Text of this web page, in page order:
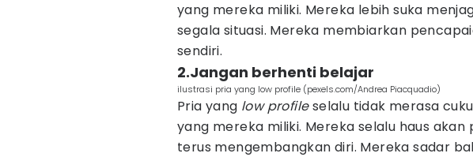
yang mereka miliki. Mereka lebih suka
segala situasi. Mereka membiarkan
sendiri.
2.Jangan berhenti belajar
ilustrasi pria yang low profile (pexels.com/Andrea Piacquadio)
Pria yang low profileselalu tidak merasa
yang mereka miliki. Mereka selalu haus
terus mengembangkan diri. Mereka sadar